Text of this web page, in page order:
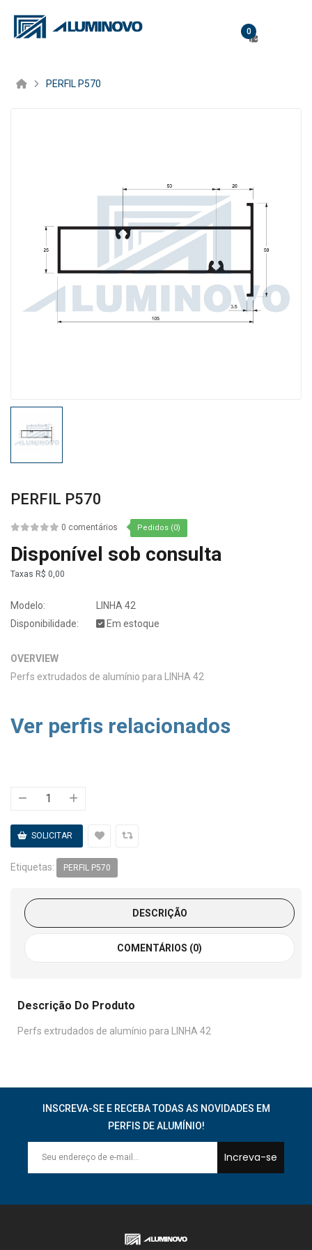
0
PERFIL P570
PERFIL P570
0 comentários Pedidos (0)
Disponível sob consulta
Taxas R$ 0,00
Modelo:
LINHA 42
Disponibilidade:
Em estoque
OVERVIEW
Perfs extrudados de alumínio para LINHA 42
Ver perfis relacionados
Etiquetas: PERFIL P570
DESCRIÇÃO
COMENTÁRIOS (0)
Descrição Do Produto
Perfs extrudados de alumínio para LINHA 42
INSCREVA-SE E RECEBA TODAS AS NOVIDADES EM
PERFIS DE ALUMÍNIO!
Increva-se